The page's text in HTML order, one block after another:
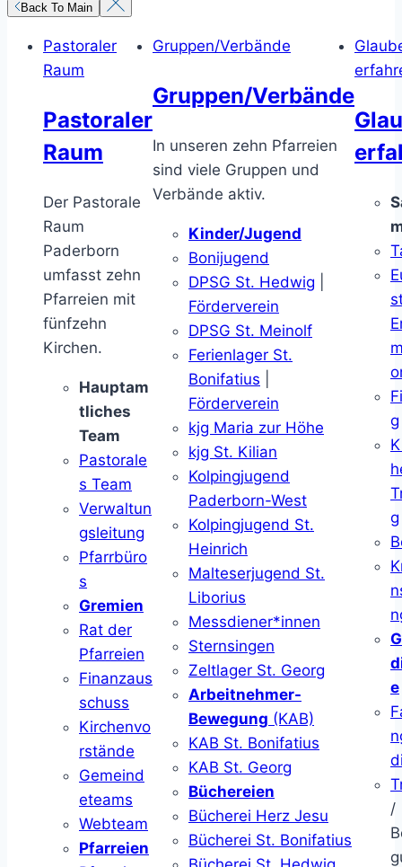
Back To Main
Pastoraler
Raum
Pastoraler
Raum
Der Pastorale
Raum
Paderborn
umfasst zehn
Pfarreien mit
fünfzehn
Kirchen.
Hauptam
tliches
Team
Pastorale
s Team
Verwaltun
gsleitung
Pfarrbüro
s
Gremien
Rat der
Pfarreien
Finanzaus
schuss
Kirchenvo
rstände
Gemeind
eteams
Webteam
Pfarreien
Gruppen/Verbände
Gruppen/Verbände
In unseren zehn Pfarreien
sind viele Gruppen und
Verbände aktiv.
Kinder/Jugend
Bonijugend
DPSG St. Hedwig
Förderverein
DPSG St. Meinolf
Ferienlager St.
Bonifatius
Förderverein
kjg Maria zur Höhe
kjg St. Kilian
Kolpingjugend
Paderborn-West
Kolpingjugend St.
Heinrich
Malteserjugend St.
Liborius
Messdiener*innen
Sternsingen
Zeltlager St. Georg
Arbeitnehmer-
Bewegung (KAB)
KAB St. Bonifatius
KAB St. Georg
Büchereien
Bücherei Herz Jesu
Bücherei St. Bonifatius
g
g
e
/